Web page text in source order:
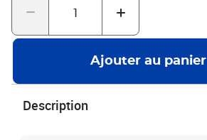
Ajouter au panier
Description